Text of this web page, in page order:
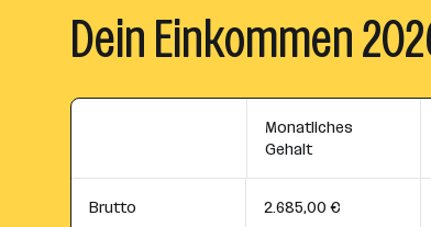
Dein Einkommen
Monatliches
Gehalt
Brutto 2.685,00 €